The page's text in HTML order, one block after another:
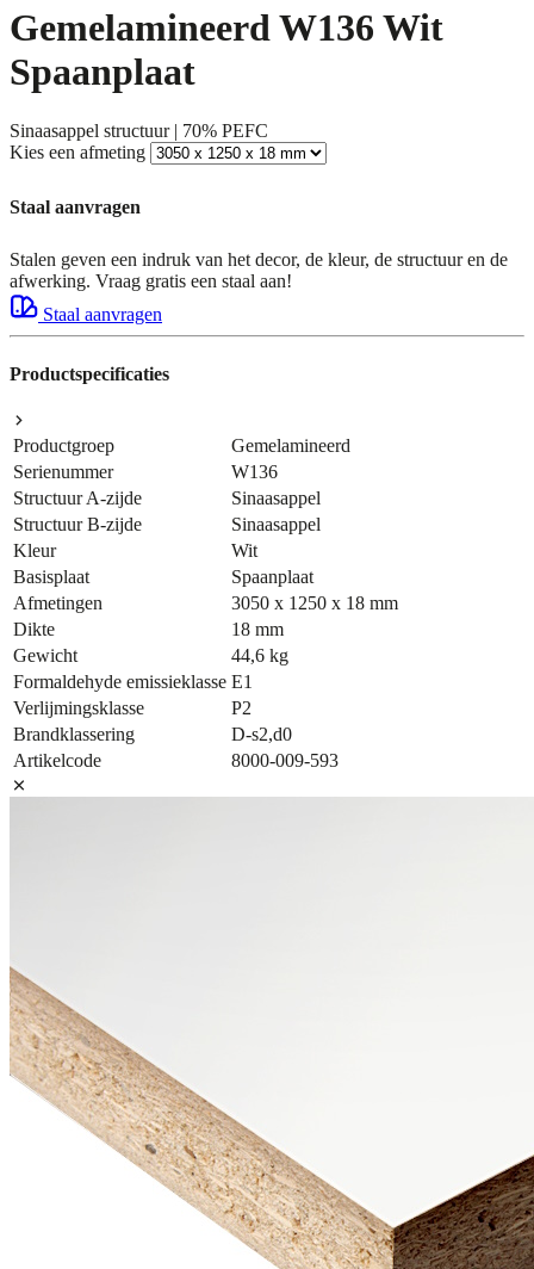
Gemelamineerd W136 Wit
Spaanplaat
Sinaasappel structuur | 70% PEFC
Kies een afmeting
Staal aanvragen
Stalen geven een indruk van het decor, de kleur, de structuur en de
afwerking. Vraag gratis een staal aan!
Staal aanvragen
Productspecificaties
Productgroep
Gemelamineerd
Serienummer
W136
Structuur A-zijde
Sinaasappel
Structuur B-zijde
Sinaasappel
Kleur
Wit
Basisplaat
Spaanplaat
Afmetingen
3050 x 1250 x 18 mm
Dikte
18 mm
Gewicht
44,6 kg
Formaldehyde emissieklasse E1
Verlijmingsklasse
P2
Brandklassering
D-s2,d0
Artikelcode
8000-009-593